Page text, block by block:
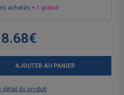
achetés + 1 gratuit
AJOUTER AU PANIER
détail du produit